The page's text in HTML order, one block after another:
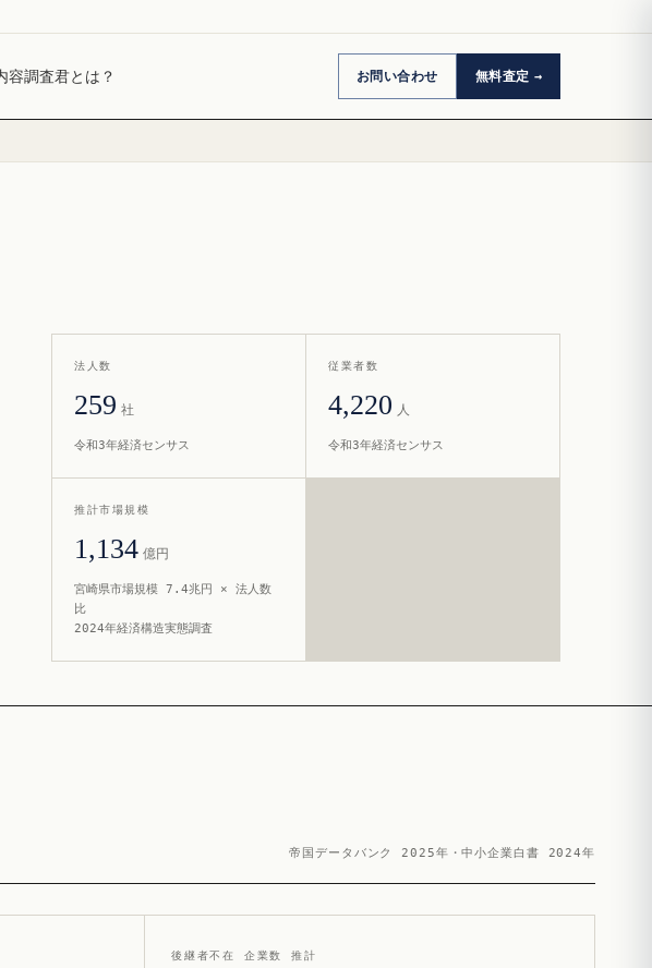
容調査君とは？ お問い合わせ 無料査定
法人数
259 社
令和3年経済センサス
従業者数
4,220 人
令和3年経済センサス
推計市場規模
1,134 億円
宮崎県市場規模 7.4兆円 × 法人数
比
2024年経済構造実態調査
帝国データバンク 2025年・中小企業白書 2024年
後継者不在 企業数 推計